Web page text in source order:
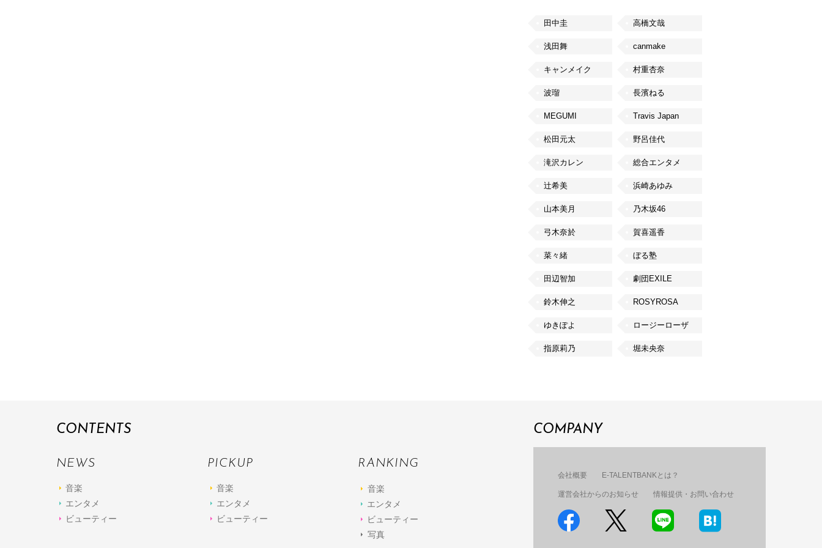
田中圭 高橋文哉
浅田舞 canmake
キャンメイク 村重杏奈
波瑠 長濱ねる
MEGUMI Travis Japan
松田元太 野呂佳代
滝沢カレン 総合エンタメ
辻希美 浜崎あゆみ
山本美月 乃木坂46
弓木奈於 賀喜遥香
菜々緒 ぼる塾
田辺智加 劇団EXILE
鈴木伸之 ROSYROSA
ゆきぽよ ロージーローザ
指原莉乃 堀未央奈
CONTENTS
NEWS
音楽
エンタメ
ビューティー
PICKUP
音楽
エンタメ
ビューティー
RANKING
音楽
エンタメ
ビューティー
写真
COMPANY
会社概要 E-TALENTBANKとは？
運営会社からのお知らせ 情報提供・お問い合わせ